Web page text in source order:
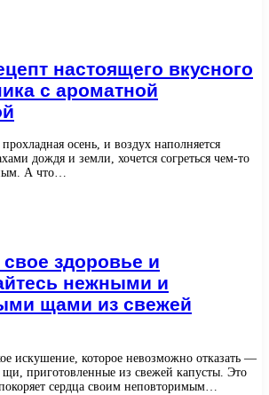
настоящего вкусного
с ароматной
прохладная осень, и воздух наполняется
дождя и земли, хочется согреться чем-то
А что…
свое здоровье и
нежными и
щами из свежей
искушение, которое невозможно отказать —
щи, приготовленные из свежей капусты. Это
сердца своим неповторимым…